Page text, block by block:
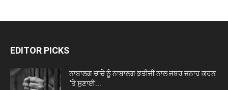
EDITOR PICKS
ਨਾਬਾਲਗ ਚਾਚੇ ਨੂੰ ਨਾਬਾਲਗ ਭਤੀਜੀ ਨਾਲ ਜਬਰ ਜਨਾਹ ਕਰਨ
‘ਤੇ ਸੁਣਾਈ...